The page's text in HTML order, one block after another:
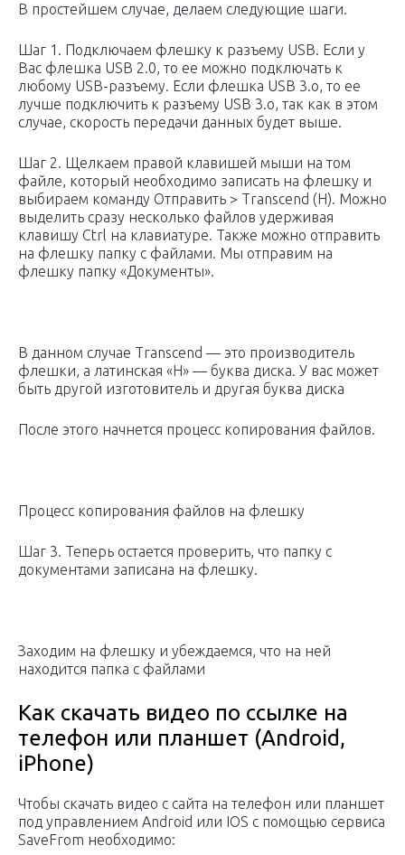
В простейшем случае, делаем следующие шаги.
Шаг 1. Подключаем флешку к разъему USB. Если у
Вас флешка USB 2.0, то ее можно подключать к
любому USB-разъему. Если флешка USB 3.о, то ее
лучше подключить к разъему USB 3.о, так как в этом
случае, скорость передачи данных будет выше.
Шаг 2. Щелкаем правой клавишей мыши на том
файле, который необходимо записать на флешку и
выбираем команду Отправить > Transcend (H). Можно
выделить сразу несколько файлов удерживая
клавишу Ctrl на клавиатуре. Также можно отправить
на флешку папку с файлами. Мы отправим на
флешку папку «Документы».
В данном случае Transcend — это производитель
флешки, а латинская «H» — буква диска. У вас может
быть другой изготовитель и другая буква диска
После этого начнется процесс копирования файлов.
Процесс копирования файлов на флешку
Шаг 3. Теперь остается проверить, что папку с
документами записана на флешку.
Заходим на флешку и убеждаемся, что на ней
находится папка с файлами
Как скачать видео по ссылке на
телефон или планшет (Android,
iPhone)
Чтобы скачать видео с сайта на телефон или планшет
под управлением Android или IOS с помощью сервиса
SaveFrom необходимо: